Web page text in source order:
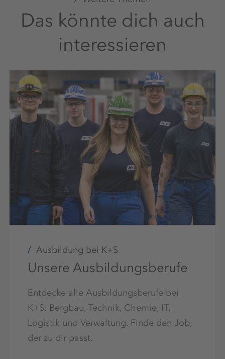
Das könnte dich auch
interessieren
Ausbildung bei K+S
Unsere Ausbildungsberufe
Entdecke alle Ausbildungsberufe bei
K+S: Bergbau, Technik, Chemie, IT,
Logistik und Verwaltung. Finde den Job,
der zu dir passt.